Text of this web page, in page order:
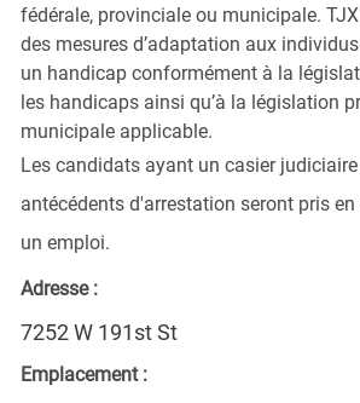
fédérale, provinciale ou municipale.
des mesures d’adaptation aux
un handicap conformément à la
les handicaps ainsi qu’à la législation
municipale applicable.
Les candidats ayant un casier
antécédents d'arrestation seront pris
un emploi.
Adresse :
7252 W 191st St
Emplacement :